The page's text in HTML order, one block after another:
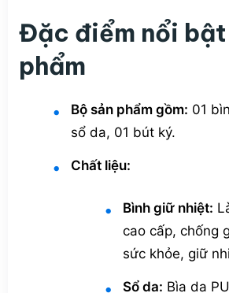
Đặc điểm nổi bật
phẩm
Bộ sản phẩm gồm: 01
sổ da, 01 bút ký.
Chất liệu:
Bình giữ nhiệt:
cao cấp, chống
sức khỏe, giữ
Sổ da: Bìa da